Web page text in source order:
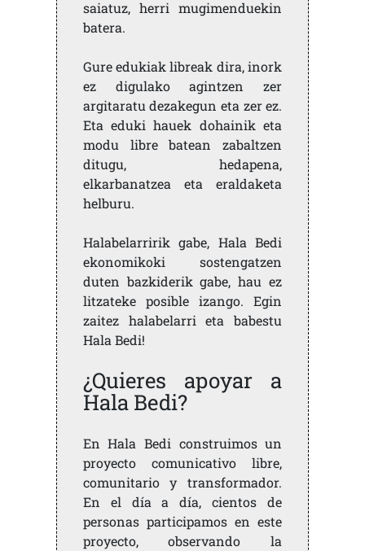
saiatuz, herri mugimenduekin
batera.
Gure edukiak libreak dira, inork
ez digulako agintzen zer
argitaratu dezakegun eta zer ez.
Eta eduki hauek dohainik eta
modu libre batean zabaltzen
ditugu, hedapena,
elkarbanatzea eta eraldaketa
helburu.
Halabelarririk gabe, Hala Bedi
ekonomikoki sostengatzen
duten bazkiderik gabe, hau ez
litzateke posible izango. Egin
zaitez halabelarri eta babestu
Hala Bedi!
¿Quieres apoyar a
Hala Bedi?
En Hala Bedi construimos un
proyecto comunicativo libre,
comunitario y transformador.
En el día a día, cientos de
personas participamos en este
proyecto, observando la